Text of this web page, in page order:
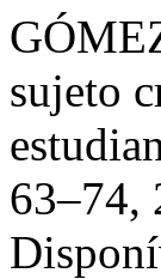
sujeto
63–74,